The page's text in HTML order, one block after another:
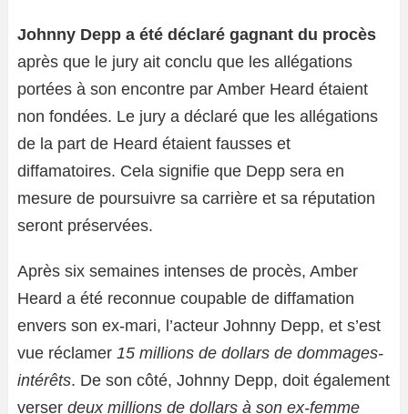
Johnny Depp a été déclaré gagnant du procès
après que le jury ait conclu que les allégations
portées à son encontre par Amber Heard étaient
non fondées. Le jury a déclaré que les allégations
de la part de Heard étaient fausses et
diffamatoires. Cela signifie que Depp sera en
mesure de poursuivre sa carrière et sa réputation
seront préservées.
Après six semaines intenses de procès, Amber
Heard a été reconnue coupable de diffamation
envers son ex-mari, l’acteur Johnny Depp, et s’est
vue réclamer 15 millions de dollars de dommages-
intérêts. De son côté, Johnny Depp, doit également
verser deux millions de dollars à son ex-femme